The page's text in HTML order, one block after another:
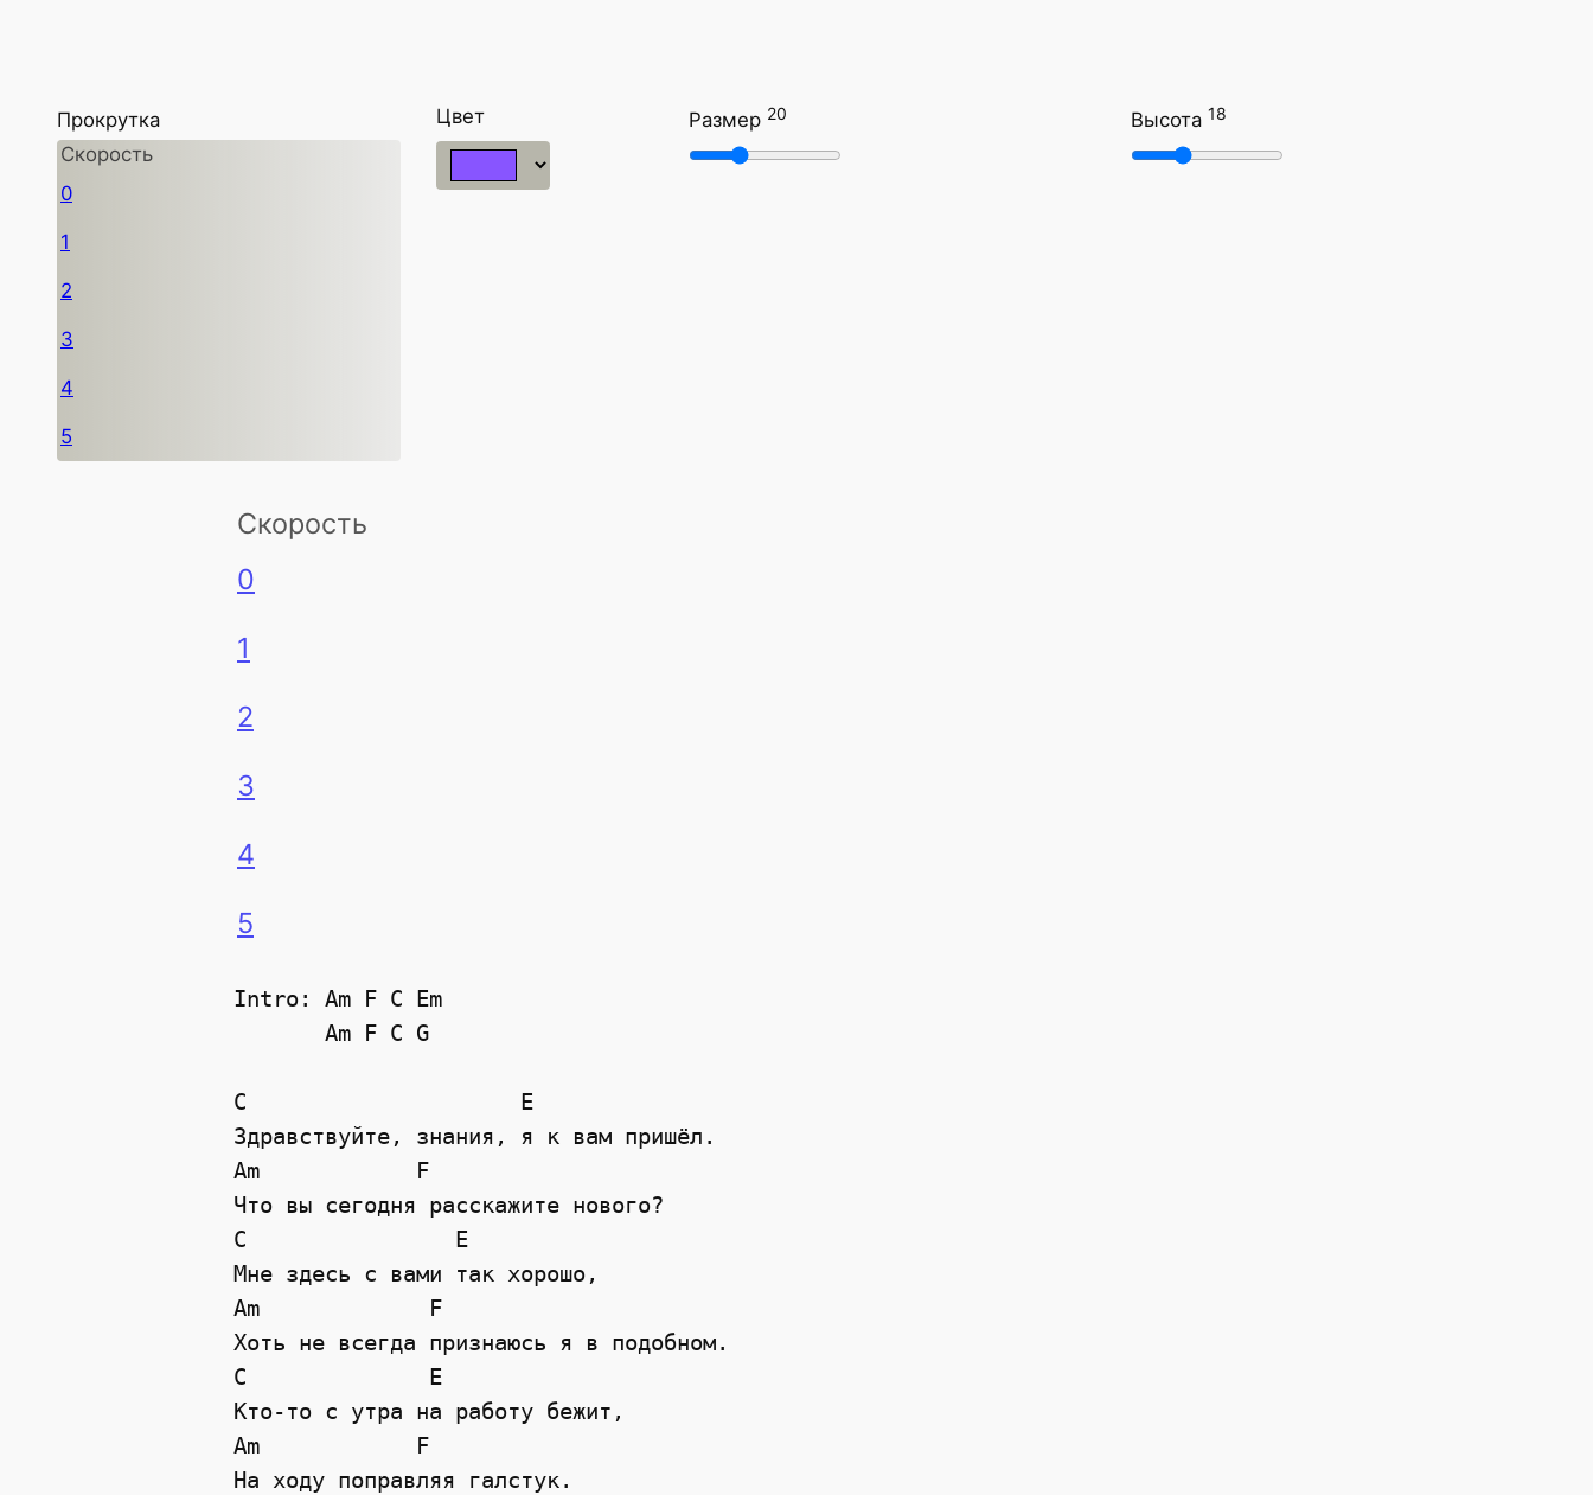
Прокрутка
Скорость
0
1
2
3
4
5
Цвет Размер 20 Высота18
Скорость
0
1
2
3
4
5
Intro: Am F C Em
       Am F C G
C                     E
Здравствуйте, знания, я к вам пришёл.
Am            F
Что вы сегодня расскажите нового?
C                E
Мне здесь с вами так хорошо,
Am             F
Хоть не всегда признаюсь я в подобном.
C              E
Кто-то с утра на работу бежит,
Am            F
На ходу поправляя галстук.